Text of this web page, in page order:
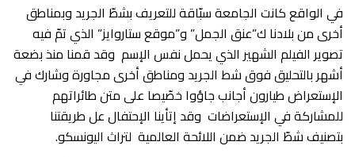
في الواقع كانت الجامعة سبّاقة للتعريف بشطّ الجريد وبمناطق
أخرى من بلادنا ك”عنق الجمل” و”موقع ستاروايز” الذي تمّ فيه
تصوير الفيلم الشهير الذي يحمل نفس الإسم وقد قمنا منذ بضعة
أشهر بالتحليق فوق شط الجريد ومناطق أخرى مجاورة وشارك في
الإستعراض طيارون أجانب جاؤوا خصّيصا على متن طائراتهم
للمشاركة في الإستعراضات وقد إتأينا الإحتفال عل طريقتنا
بتصنيف شطّ الجريد ضمن اللائحة العالمية لتراث اليونسكو.